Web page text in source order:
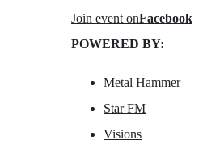
Join event onFacebook
POWERED BY:
Metal Hammer
Star FM
Visions